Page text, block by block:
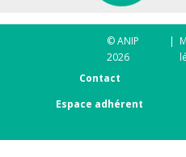
© ANIP
2026
|
Contact
Espace adhérent